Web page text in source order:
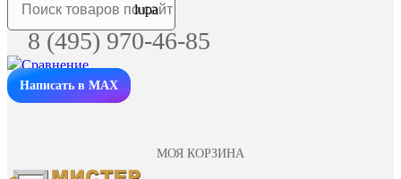
8 (495) 970-46-85
Написать в MAX
МОЯ КОРЗИНА